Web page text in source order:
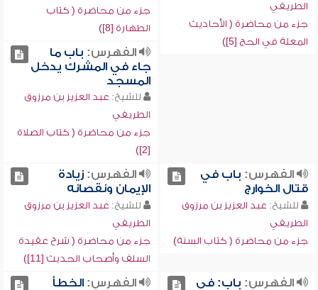
الطريفي
جزء من محاضرة ( الأحاديث
المعلة في الحج [5])
جزء من محاضرة ( كتاب
الطهارة [8])
الفهرس: باب ما
جاء في المشرك يدخل
المسجد
للشيخ: عبد العزيز بن مرزوق
الطريفي
جزء من محاضرة ( كتاب الصلاة
[2])
الفهرس: باب في
قتال الخوارج
للشيخ: عبد العزيز بن مرزوق
الطريفي
جزء من محاضرة ( كتاب السنة)
الفهرس:زيادة
الإيمان ونقصانه
للشيخ: عبد العزيز بن مرزوق
الطريفي
جزء من محاضرة ( شرح عقيدة
السلف وأصحاب الحديث [11])
الفهرس: باب: في
الفهرس:الخطأ